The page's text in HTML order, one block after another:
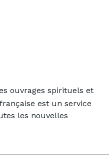
ouvrages spirituels et
est un service
les nouvelles